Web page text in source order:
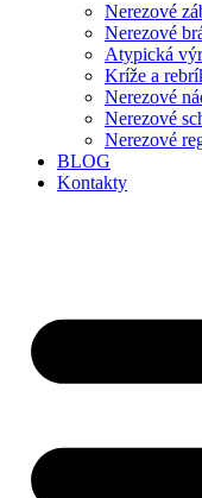
Nerezové
Nerezové
Atypická
Kríže a
Nerezové
Nerezové
Nerezové
BLOG
Kontakty